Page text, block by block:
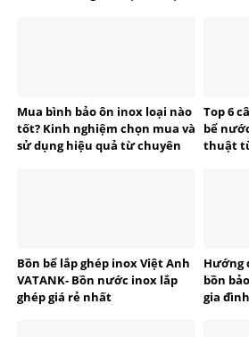
Mua bình bảo ôn inox loại nào
tốt? Kinh nghiệm chọn mua và
sử dụng hiệu quả từ chuyên
Top 6
bể
thuật
Bồn bể lắp ghép inox Việt Anh
VATANK- Bồn nước inox lắp
ghép giá rẻ nhất
Hướng
bồn
gia